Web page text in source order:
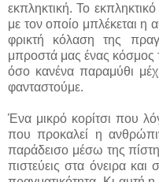
εκπληκτική. Το
με τον οποίο μπλέκεται η
φρικτή κόλαση της
μπροστά μας ένας κόσμος
όσο κανένα παραμύθι
φανταστούμε.
Ένα μικρό κορίτσι που
που προκαλεί η
παράδεισο μέσω της
πιστεύεις στα όνειρα και